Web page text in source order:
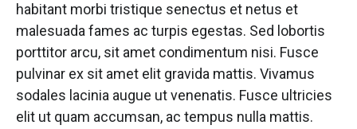
habitant morbi tristique senectus et netus et
malesuada fames ac turpis egestas. Sed lobortis
porttitor arcu, sit amet condimentum nisi. Fusce
pulvinar ex sit amet elit gravida mattis. Vivamus
sodales lacinia augue ut venenatis. Fusce ultricies
elit ut quam accumsan, ac tempus nulla mattis.